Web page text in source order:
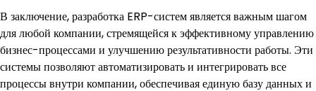
В заключение, разработка ERP-систем является важным шагом
для любой компании, стремящейся к эффективному управлению
бизнес-процессами и улучшению результативности работы. Эти
системы позволяют автоматизировать и интегрировать все
процессы внутри компании, обеспечивая единую базу данных и